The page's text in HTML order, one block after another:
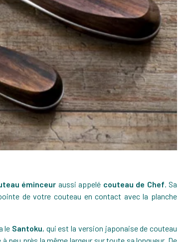
COFFRET DÉCOUPE CUISINE IDÉALE 2 PIÈCES
€
COUTEAU D'OFFICE BEC D'OISEAU DARKWOOD
24,95 €-5,19 €30,14 €
éminceur aussi appelé couteau de Chef. Sa
de votre couteau en contact avec la planche
le Santoku, qui est la version japonaise de couteau